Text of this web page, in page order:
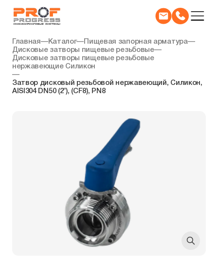
Главная—Каталог— Пищевая запорная арматура—
Дисковые затворы пищевые резьбовые—
Дисковые затворы пищевые резьбовые
нержавеющие Силикон
—
Затвор дисковый резьбовой нержавеющий, Силикон,
AISI304 DN50 (2″), (CF8), PN8